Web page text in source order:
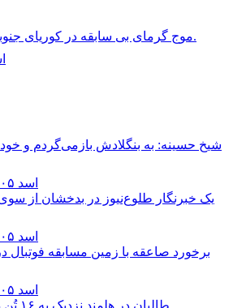
موج گرماى بى سابقه در كورياى جنوبى جان ۱۶ نفر را گرفت.
شیخ حسینه: به بنگلادش بازمی‌گردم و
۱۶ اسد ۱۴۰۵، ۰۴:۳۸
یک خبرنگار طلوع‌نیوز در بدخشان از
۱۵ اسد ۱۴۰۵، ۲۳:۳۸
برخورد صاعقه با زمين مسابقه فوتبال در
۱۵ اسد ۱۴۰۵، ۲۳:۳۴